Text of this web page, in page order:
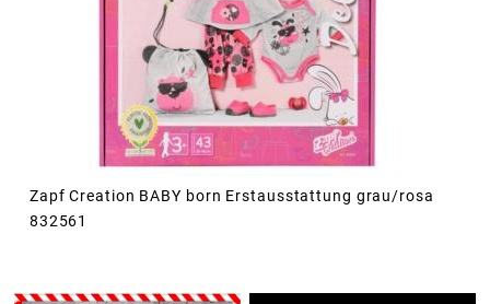
Zapf Creation BABY born Erstausstattung grau/rosa
832561